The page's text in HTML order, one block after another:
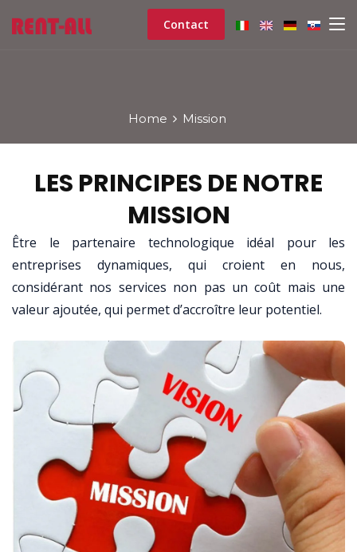
Contact
Home Mission
LES PRINCIPES DE NOTRE
MISSION
Être le partenaire technologique idéal pour les
entreprises dynamiques, qui croient en nous,
considérant nos services non pas un coût mais une
valeur ajoutée, qui permet d’accroître leur potentiel.